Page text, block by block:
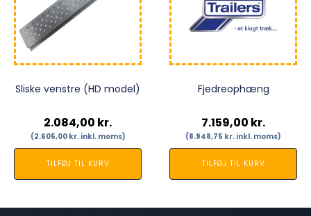
Sliske venstre (HD model)
2.084,00 kr.
(2.605,00 kr.inkl. moms)
TILFØJ TIL KURV
Fjedreophæng
7.159,00 kr.
(8.948,75 kr. inkl. moms)
TILFØJ TIL KURV